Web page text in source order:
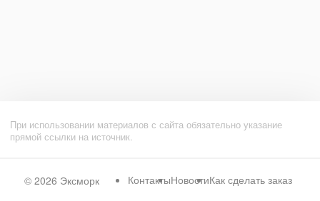
При использовании материалов с сайта обязательно указание
прямой ссылки на источник.
© 2026 Эксморк КонтактыНовостиКак сделать заказ